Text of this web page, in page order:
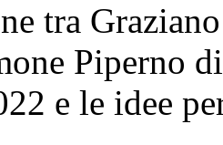
tra
Piperno
e le idee